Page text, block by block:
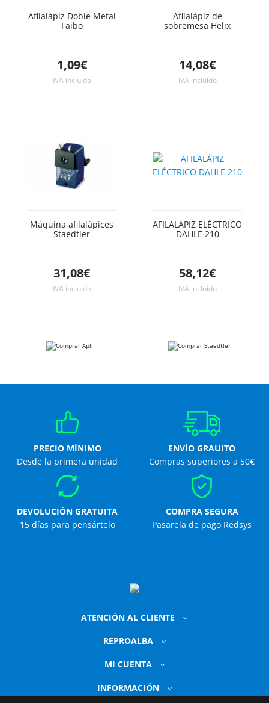
Afilalápiz Doble Metal
Faibo
1,09€
IVA incluido
Afilalápiz de
sobremesa Helix
14,08€
IVA incluido
Máquina afilalápices
Staedtler
31,08€
IVA incluido
AFILALÁPIZ ELÉCTRICO
DAHLE 210
58,12€
IVA incluido
PRECIO MÍNIMO
Desde la primera unidad
ENVÍO GRAUITO
Compras superiores a 50€
DEVOLUCIÓN GRATUITA
15 días para pensártelo
COMPRA SEGURA
Pasarela de pago Redsys
ATENCIÓN AL CLIENTE
REPROALBA
MI CUENTA
INFORMACIÓN